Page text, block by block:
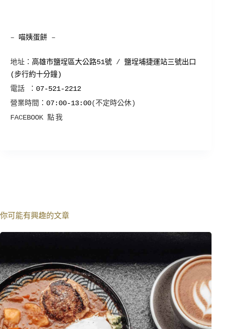
– 喵姨蛋餅 –
地址： 高雄市鹽埕區大公路51號 / 鹽埕埔捷運站三號出口
(步行約十分鐘)
電話 ： 07-521-2212
營業時間： 07:00-13:00(不定時公休)
FACEBOOK 點我
你可能有興趣的文章